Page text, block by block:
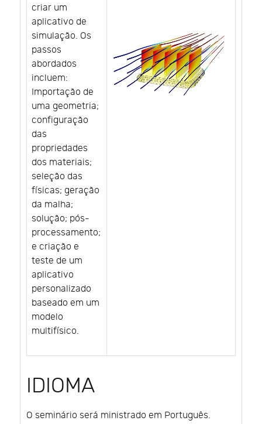
criar um
aplicativo de
simulação. Os
passos
abordados
incluem:
Importação de
uma geometria;
configuração
das
propriedades
dos materiais;
seleção das
físicas; geração
da malha;
solução; pós-
processamento;
e criação e
teste de um
aplicativo
personalizado
baseado em um
modelo
multifísico.
IDIOMA
O seminário será ministrado em Português.